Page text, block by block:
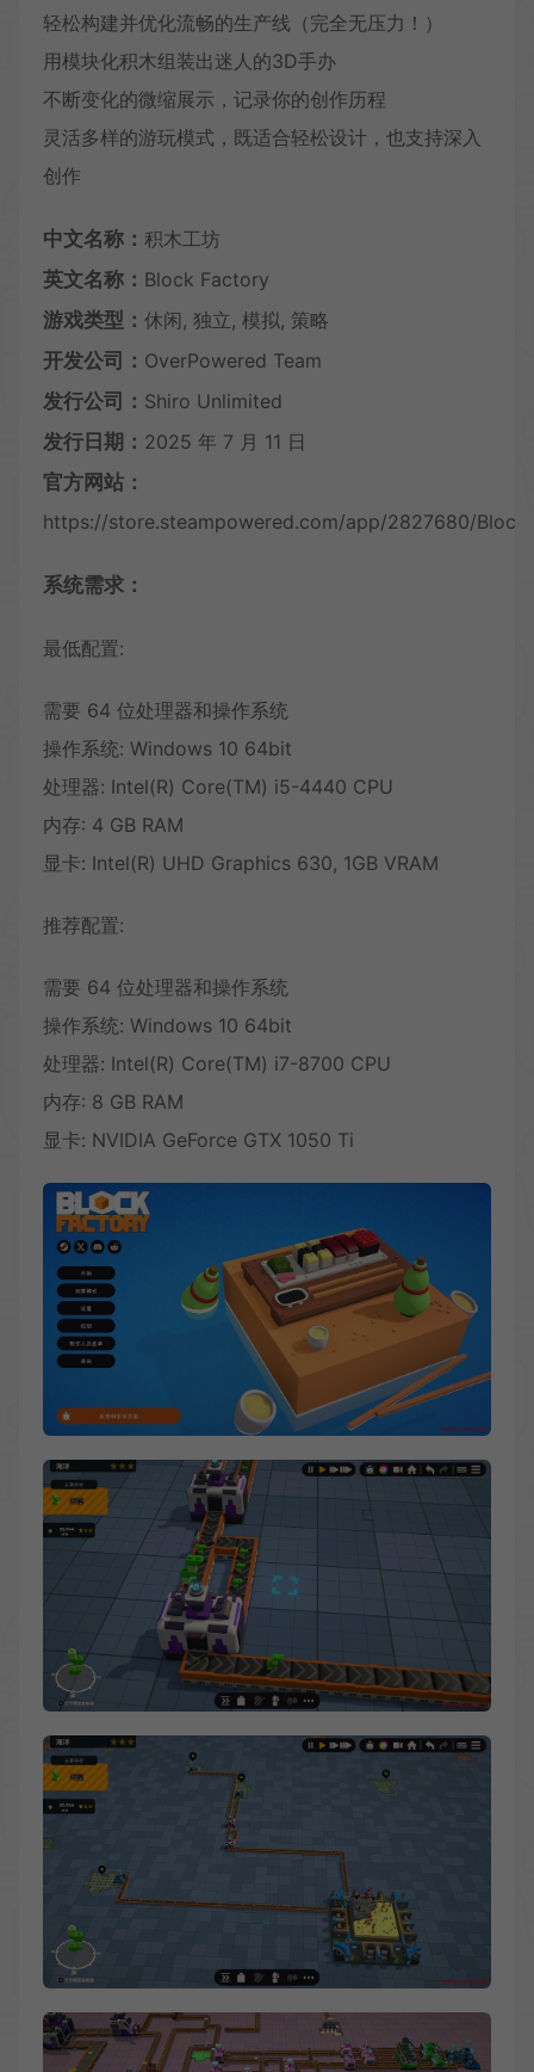
轻松构建并优化流畅的生产线（完全无压力！）
用模块化积木组装出迷人的3D手办
不断变化的微缩展示，记录你的创作历程
灵活多样的游玩模式，既适合轻松设计，也支持深入
创作
中文名称： 积木工坊
英文名称： Block Factory
游戏类型： 休闲, 独立, 模拟, 策略
开发公司： OverPowered Team
发行公司： Shiro Unlimited
发行日期： 2025 年 7 月 11 日
官方网站：
https://store.steampowered.com/app/2827680/
系统需求：
最低配置:
需要 64 位处理器和操作系统
操作系统: Windows 10 64bit
处理器: Intel(R) Core(TM) i5-4440 CPU
内存: 4 GB RAM
显卡: Intel(R) UHD Graphics 630, 1GB VRAM
推荐配置:
需要 64 位处理器和操作系统
操作系统: Windows 10 64bit
处理器: Intel(R) Core(TM) i7-8700 CPU
内存: 8 GB RAM
显卡: NVIDIA GeForce GTX 1050 Ti